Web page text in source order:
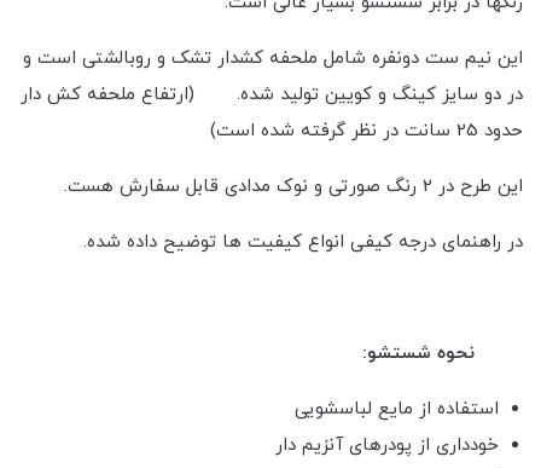
این نیم ست دونفره شامل ملحفه کشدار تشک و روبالشتی است و
در دو سایز کینگ و کویین تولید شده. (ارتفاع ملحفه کش دار
حدود 25 سانت در نظر گرفته شده است)
این طرح در 2 رنگ صورتی و نوک مدادی قابل سفارش هست.
در راهنمای درجه کیفی انواع کیفیت ها توضیح داده شده.
نحوه شستشو:
استفاده از مایع لباسشویی
خودداری از پودرهای آنزیم دار